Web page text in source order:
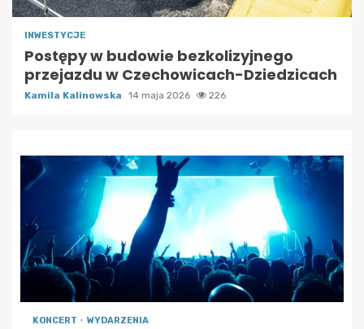
INWESTYCJE
Postępy w budowie bezkolizyjnego
przejazdu w Czechowicach-Dziedzicach
Kamila Kalinowska 14 maja 2026 226
KONCERT WYDARZENIA